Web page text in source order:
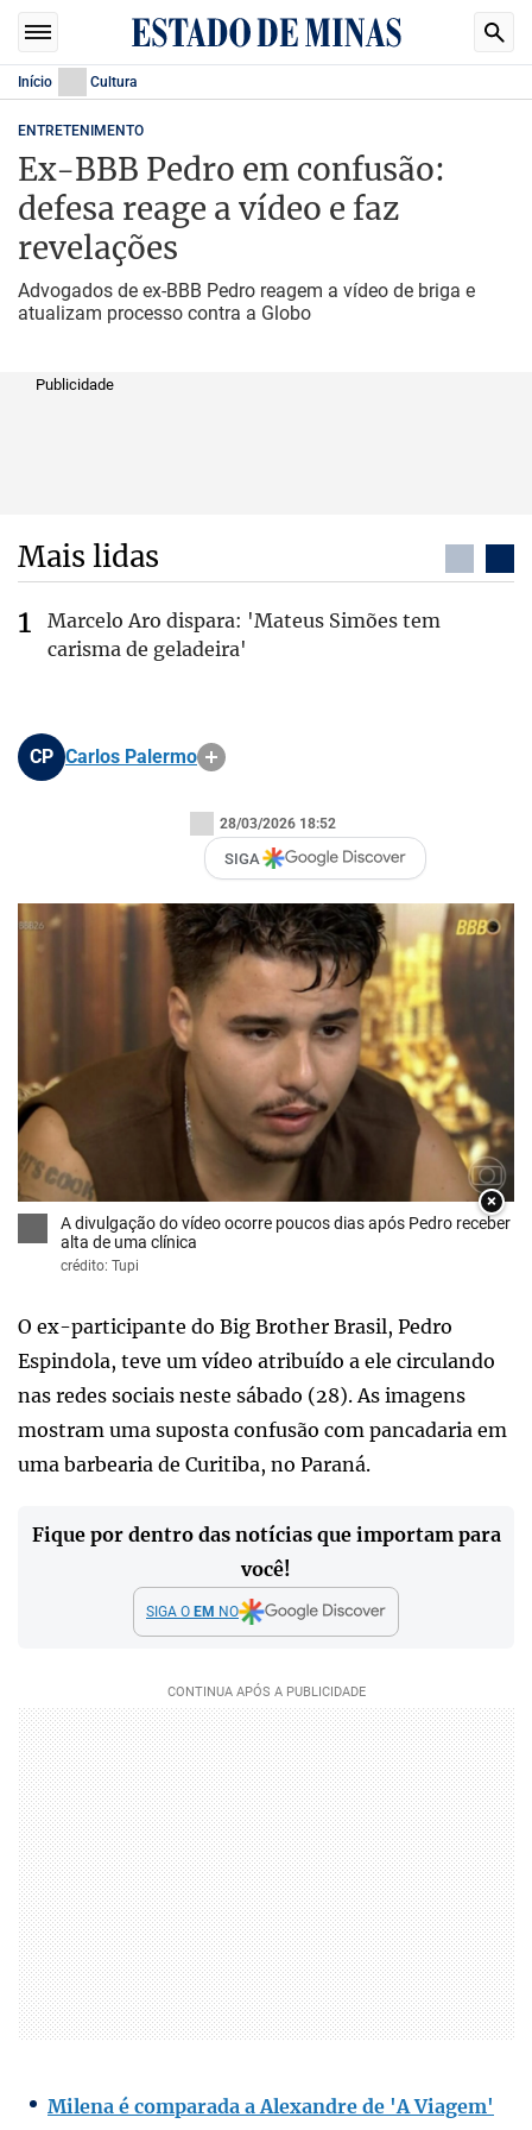
Início Cultura
ENTRETENIMENTO
Ex-BBB Pedro em confusão:
defesa reage a vídeo e faz
revelações
Advogados de ex-BBB Pedro reagem a vídeo de briga e
atualizam processo contra a Globo
Publicidade
Mais lidas
Marcelo Aro dispara: 'Mateus Simões tem
carisma de geladeira'
CP Carlos Palermo
28/03/2026 18:52
SIGA
×
A divulgação do vídeo ocorre poucos dias após Pedro receber
alta de uma clínica
crédito: Tupi
O ex-participante do Big Brother Brasil, Pedro
Espindola, teve um vídeo atribuído a ele circulando
nas redes sociais neste sábado (28). As imagens
mostram uma suposta confusão com pancadaria em
uma barbearia de Curitiba, no Paraná.
Fique por dentro das notícias que importam para
você!
SIGA O EM NO
Milena é comparada a Alexandre de 'A Viagem'